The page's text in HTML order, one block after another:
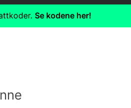
Se kodene her!